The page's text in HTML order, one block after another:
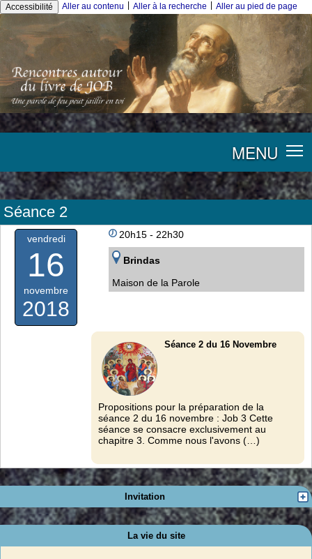
Accessibilité Aller au contenu Aller à la recherche Aller au pied de page
MENU
Séance 2
vendredi
16
novembre
2018
20h15 - 22h30
Brindas
Maison de la Parole
Séance 2 du 16 Novembre
Propositions pour la préparation de la
séance 2 du 16 novembre : Job 3 Cette
séance se consacre exclusivement au
chapitre 3. Comme nous l'avons (…)
Invitation
La vie du site